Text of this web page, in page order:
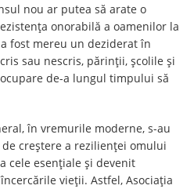
nou ar putea să arate o
onorabilă a oamenilor la
fost mereu un deziderat în
sau nescris, părinții, școlile și
de-a lungul timpului să
în vremurile moderne, s-au
creștere a rezilienței omului
cele esențiale și devenit
vieții. Astfel, Asociația